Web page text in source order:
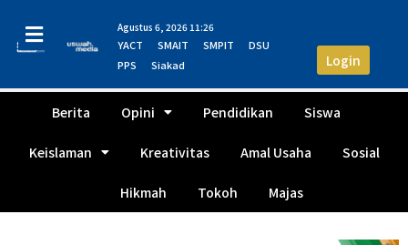
Login
Agustus 6, 2026 11:26
YACT SMAIT SMPIT
DSU
PPS
Siakad
Berita Opini Pendidikan Siswa
Keislaman Kreativitas Amal Usaha Sosial
Hikmah Tokoh Majas